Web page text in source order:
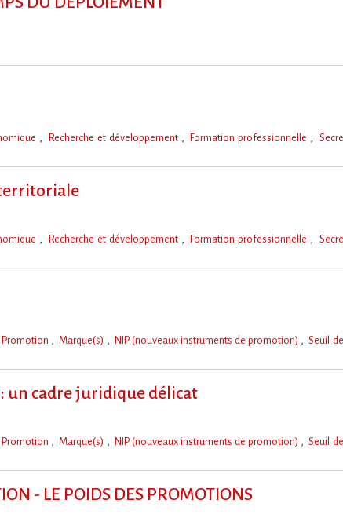
Recherche et développement Formation professionnelle
territoriale
Recherche et développement Formation professionnelle
Promotion Marque(s) NIP (nouveaux instruments de promotion) Seuil
un cadre juridique délicat
Promotion Marque(s) NIP (nouveaux instruments de promotion) Seuil
- LE POIDS DES PROMOTIONS